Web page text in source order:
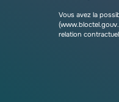
Vous avez la
relation